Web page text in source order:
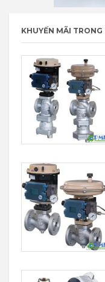
KHUYẾN MÃI TRONG